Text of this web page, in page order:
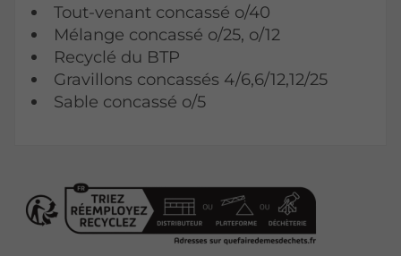
Tout-venant concassé o/40
Mélange concassé o/25, o/12
Recyclé du BTP
Gravillons concassés 4/6,6/12,12/25
Sable concassé o/5